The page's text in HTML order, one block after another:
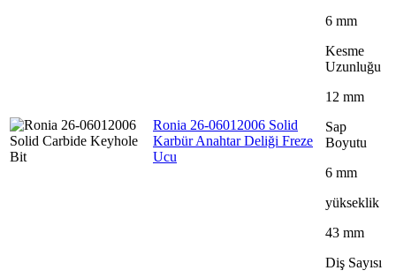
Ronia 26-06012006 Solid
Karbür Anahtar Deliği Freze
Ucu
6 mm
Kesme
Uzunluğu
12 mm
Sap
Boyutu
6 mm
yükseklik
43 mm
Diş Sayısı